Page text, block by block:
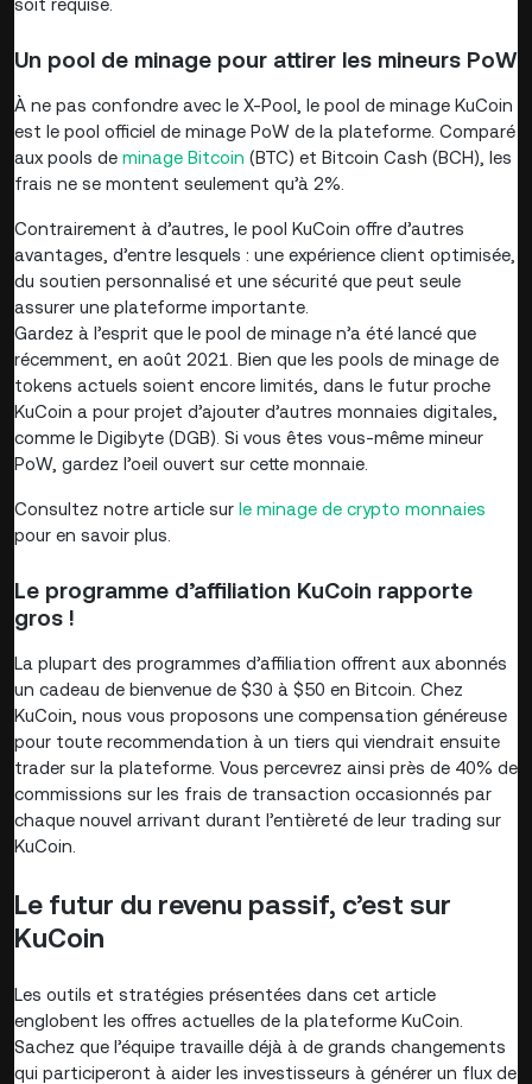
soit requise.
Un pool de minage pour attirer les mineurs PoW
À ne pas confondre avec le X-Pool, le pool de minage KuCoin
est le pool officiel de minage PoW de la plateforme. Comparé
aux pools de minage Bitcoin (BTC) et Bitcoin Cash (BCH), les
frais ne se montent seulement qu’à 2%.
Contrairement à d’autres, le pool KuCoin offre d’autres
avantages, d’entre lesquels : une expérience client optimisée,
du soutien personnalisé et une sécurité que peut seule
assurer une plateforme importante.
Gardez à l’esprit que le pool de minage n’a été lancé que
récemment, en août 2021. Bien que les pools de minage de
tokens actuels soient encore limités, dans le futur proche
KuCoin a pour projet d’ajouter d’autres monnaies digitales,
comme le Digibyte (DGB). Si vous êtes vous-même mineur
PoW, gardez l’oeil ouvert sur cette monnaie.
Consultez notre article sur le minage de crypto monnaies
pour en savoir plus.
Le programme d’affiliation KuCoin rapporte
gros !
La plupart des programmes d’affiliation offrent aux abonnés
un cadeau de bienvenue de $30 à $50 en Bitcoin. Chez
KuCoin, nous vous proposons une compensation généreuse
pour toute recommendation à un tiers qui viendrait ensuite
trader sur la plateforme. Vous percevrez ainsi près de 40% de
commissions sur les frais de transaction occasionnés par
chaque nouvel arrivant durant l’entièreté de leur trading sur
KuCoin.
Le futur du revenu passif, c’est sur
KuCoin
Les outils et stratégies présentées dans cet article
englobent les offres actuelles de la plateforme KuCoin.
Sachez que l’équipe travaille déjà à de grands changements
qui participeront à aider les investisseurs à générer un flux de